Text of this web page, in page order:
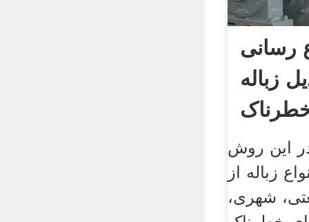
رسانی
زباله
این روش
زباله از
شهری،